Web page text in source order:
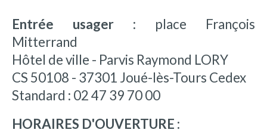
Entrée usager : place François
Mitterrand
Hôtel de ville - Parvis Raymond LORY
CS 50108 - 37301 Joué-lès-Tours Cedex
Standard : 02 47 39 70 00
HORAIRES D'OUVERTURE :